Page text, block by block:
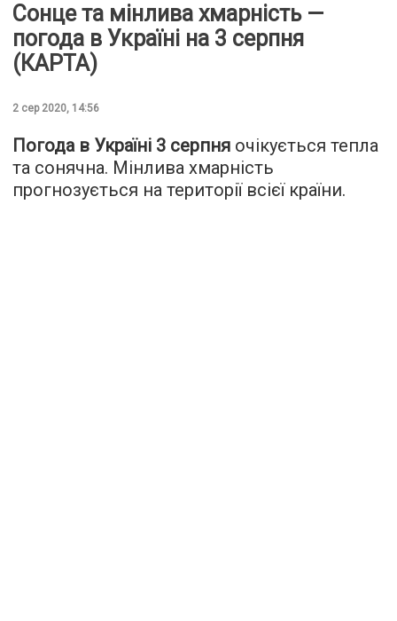
Сонце та мінлива хмарність —
погода в Україні на 3 серпня
(КАРТА)
2 сер 2020, 14:56
Погода в Україні 3 серпня очікується тепла
та сонячна. Мінлива хмарність
прогнозується на території всієї країни.